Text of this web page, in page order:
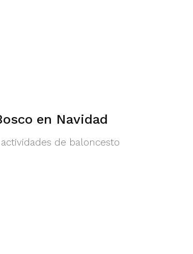
en Navidad
de baloncesto